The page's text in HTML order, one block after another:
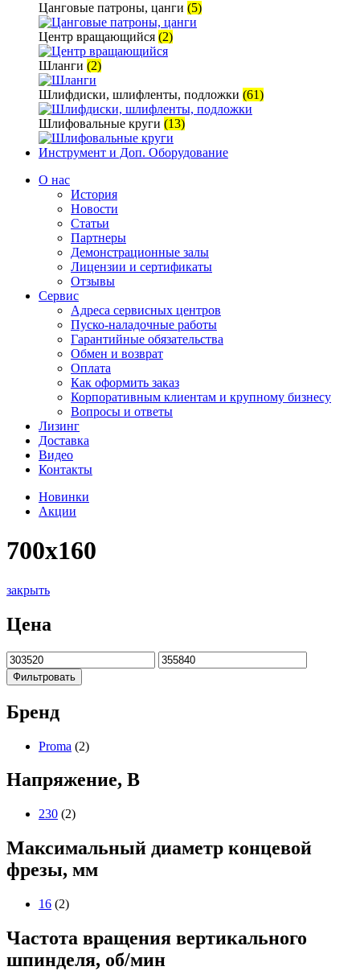
Цанговые патроны, цанги (5)
Центр вращающийся (2)
Шланги (2)
Шлифдиски, шлифленты, подложки (61)
Шлифовальные круги (13)
Инструмент и Доп. Оборудование
О нас
История
Новости
Статьи
Партнеры
Демонстрационные залы
Лицензии и сертификаты
Отзывы
Сервис
Адреса сервисных центров
Пуско-наладочные работы
Гарантийные обязательства
Обмен и возврат
Оплата
Как оформить заказ
Корпоративным клиентам и крупному бизнесу
Вопросы и ответы
Лизинг
Доставка
Видео
Контакты
Новинки
Акции
700х160
закрыть
Цена
Фильтровать
Бренд
Proma (2)
Напряжение, В
230 (2)
Максимальный диаметр концевой
фрезы, мм
16 (2)
Частота вращения вертикального
шпинделя, об/мин